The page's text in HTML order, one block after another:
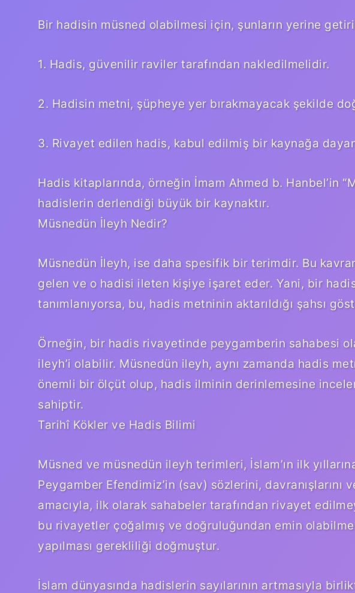
Bir hadisin müsned olabilmesi için, şunların yerine
1. Hadis, güvenilir raviler tarafından nakledilmelidir.
2. Hadisin metni, şüpheye yer bırakmayacak şekilde
3. Rivayet edilen hadis, kabul edilmiş bir kaynağa
Hadis kitaplarında, örneğin İmam Ahmed b. Hanbel’in
hadislerin derlendiği büyük bir kaynaktır.
Müsnedün İleyh Nedir?
Müsnedün İleyh, ise daha spesifik bir terimdir. Bu
gelen ve o hadisi ileten kişiye işaret eder. Yani, bir
tanımlanıyorsa, bu, hadis metninin aktarıldığı şahsı
Örneğin, bir hadis rivayetinde peygamberin sahabesi
ileyh’i olabilir. Müsnedün ileyh, aynı zamanda hadis
önemli bir ölçüt olup, hadis ilminin derinlemesine
sahiptir.
Tarihî Kökler ve Hadis Bilimi
Müsned ve müsnedün ileyh terimleri, İslam’ın ilk
Peygamber Efendimiz’in (sav) sözlerini, davranışlarını
amacıyla, ilk olarak sahabeler tarafından rivayet
bu rivayetler çoğalmış ve doğruluğundan emin
yapılması gerekliliği doğmuştur.
İslam dünyasında hadislerin sayılarının artmasıyla